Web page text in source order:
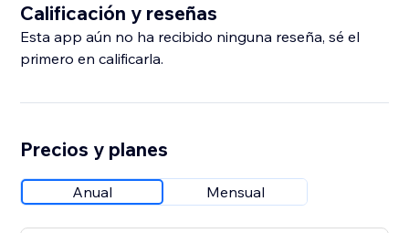
Calificación y reseñas
Esta app aún no ha recibido ninguna reseña, sé el
primero en calificarla.
Precios y planes
Anual Mensual